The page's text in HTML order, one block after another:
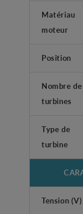
Matériau
moteur
Position
Nombre de
turbines
Type de
turbine
Tension (V)